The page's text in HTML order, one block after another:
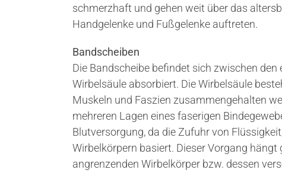
schmerzhaft und gehen weit über das
Handgelenke und Fußgelenke auftreten.
Bandscheiben
Die Bandscheibe befindet sich zwischen
Wirbelsäule absorbiert. Die Wirbelsäule
Muskeln und Faszien zusammengehalten
mehreren Lagen eines faserigen
Blutversorgung, da die Zufuhr von
Wirbelkörpern basiert. Dieser Vorgang
angrenzenden Wirbelkörper bzw. dessen